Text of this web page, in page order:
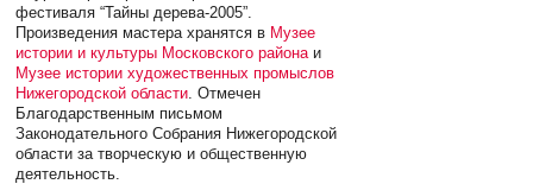
фестиваля “Тайны дерева-2005”.
Произведения мастера хранятся в Музее
истории и культуры Московского района и
Музее истории художественных промыслов
Нижегородской области . Отмечен
Благодарственным письмом
Законодательного Собрания Нижегородской
области за творческую и общественную
деятельность.